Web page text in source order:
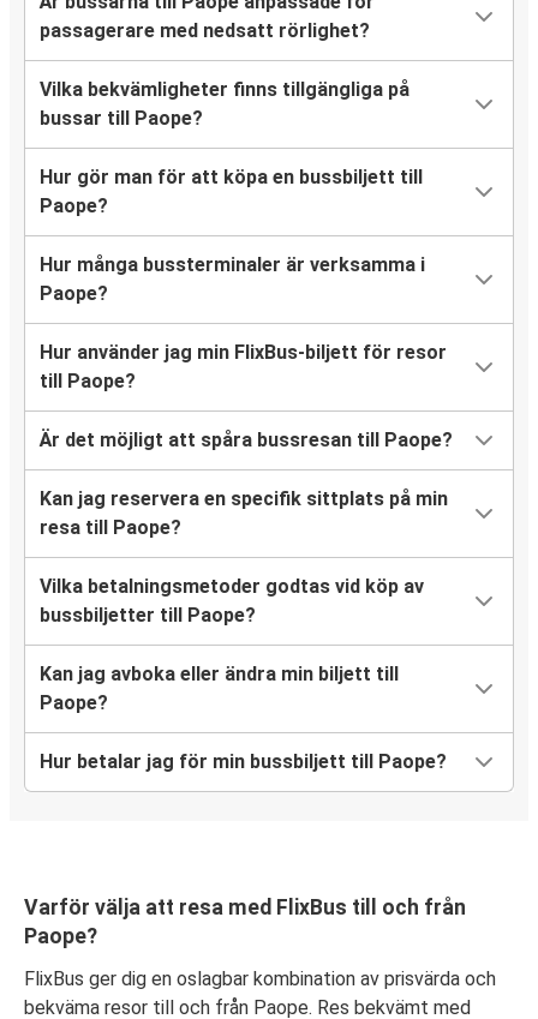
passagerare med nedsatt rörlighet?
Vilka bekvämligheter finns tillgängliga på
bussar till Paope?
Hur gör man för att köpa en bussbiljett till
Paope?
Hur många bussterminaler är verksamma i
Paope?
Hur använder jag min FlixBus-biljett för resor
till Paope?
Är det möjligt att spåra bussresan till Paope?
Kan jag reservera en specifik sittplats på min
resa till Paope?
Vilka betalningsmetoder godtas vid köp av
bussbiljetter till Paope?
Kan jag avboka eller ändra min biljett till
Paope?
Hur betalar jag för min bussbiljett till Paope?
Varför välja att resa med FlixBus till och från
Paope?
FlixBus ger dig en oslagbar kombination av prisvärda och
bekväma resor till och från Paope. Res bekvämt med